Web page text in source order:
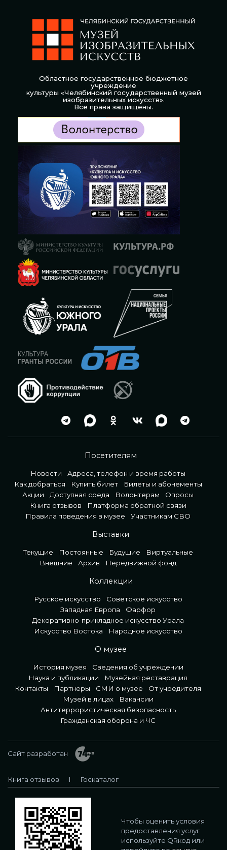
Областное государственное бюджетное
учреждение
культуры «Челябинский государственный музей
изобразительных искусств».
Все права защищены.
Посетителям
Новости
Адреса, телефон и время работы
Как добраться
Купить билет
Билеты и абонементы
Акции
Доступная среда Волонтерам
Опросы
Книга отзывов
Платформа обратной связи
Правила поведения в музее
Участникам СВО
Выставки
Текущие Постоянные Будущие
Виртуальные
Внешние
Архив Передвижной фонд
Коллекции
Русское искусство
Советское искусство
Западная Европа
Фарфор
Декоративно-прикладное искусство Урала
Искусство Востока
Народное искусство
О музее
История музея
Сведения об учреждении
Наука и публикации
Музейная реставрация
Контакты
Партнеры СМИ о музее
От учредителя
Музей в лицах
Вакансии
Антитеррористическая безопасность
Гражданская оборона и ЧС
Сайт разработан
Книга отзывов Госкаталог
Чтобы оценить условия
предоставления услуг
используйте QRкод или